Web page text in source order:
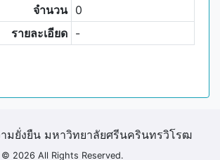
จำนวน 0
รายละเอียด -
มยั่งยืน มหาวิทยาลัยศรีนครินทรวิโรฒ
© 2026 All Rights Reserved.